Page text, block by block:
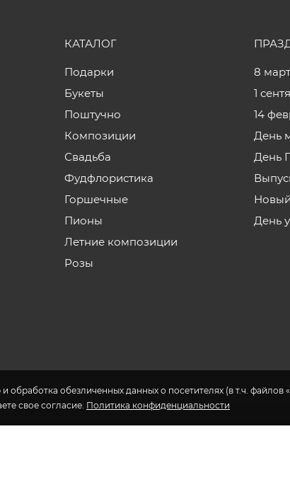
обработка обезличенных данных о посетителях (в т.ч. файлов
свое согласие. Политика конфиденциальности
КАТАЛОГ
Подарки
Букеты
Поштучно
Композиции
Свадьба
Фудфлористика
Горшечные
Пионы
Летние композиции
Розы
8
1
14
День
День
День